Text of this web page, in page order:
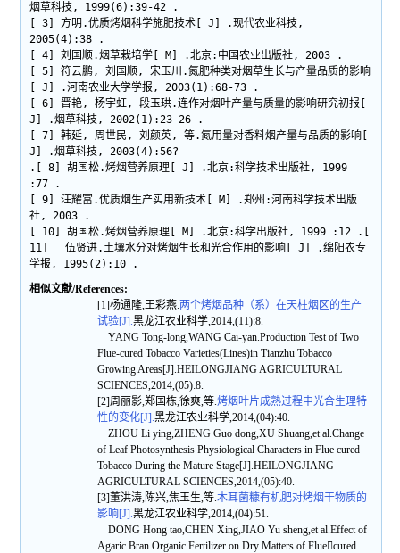
烟草科技, 1999(6):39-42 .
[ 3] 方明.优质烤烟科学施肥技术[ J] .现代农业科技,
2005(4):38 .
[ 4] 刘国顺.烟草栽培学[ M] .北京:中国农业出版社, 2003 .
[ 5] 符云鹏, 刘国顺, 宋玉川.氮肥种类对烟草生长与产量品质的影响
[ J] .河南农业大学学报, 2003(1):68-73 .
[ 6] 晋艳, 杨宇虹, 段玉珙.连作对烟叶产量与质量的影响研究初报[
J] .烟草科技, 2002(1):23-26 .
[ 7] 韩延, 周世民, 刘颜英, 等.氮用量对香料烟产量与品质的影响[
J] .烟草科技, 2003(4):56?
.[ 8] 胡国松.烤烟营养原理[ J] .北京:科学技术出版社, 1999
:77 .
[ 9] 汪耀富.优质烟生产实用新技术[ M] .郑州:河南科学技术出版
社, 2003 .
[ 10] 胡国松.烤烟营养原理[ M] .北京:科学出版社, 1999 :12 .[
11] 伍贤进.土壤水分对烤烟生长和光合作用的影响[ J] .绵阳农专
学报, 1995(2):10 .
相似文献/References:
[1]杨通隆,王彩燕.两个烤烟品种（系）在天柱烟区的生产
试验[J].黑龙江农业科学,2014,(11):8.
YANG Tong-long,WANG Cai-yan.Production Test of Two
Flue-cured Tobacco Varieties(Lines)in Tianzhu Tobacco
Growing Areas[J].HEILONGJIANG AGRICULTURAL
SCIENCES,2014,(05):8.
[2]周丽影,郑国栋,徐爽,等.烤烟叶片成熟过程中光合生理特
性的变化[J].黑龙江农业科学,2014,(04):40.
ZHOU Li ying,ZHENG Guo dong,XU Shuang,et al.Change
of Leaf Photosynthesis Physiological Characters in Flue cured
Tobacco During the Mature Stage[J].HEILONGJIANG
AGRICULTURAL SCIENCES,2014,(05):40.
[3]董洪涛,陈兴,焦玉生,等.木耳菌糠有机肥对烤烟干物质的
影响[J].黑龙江农业科学,2014,(04):51.
DONG Hong tao,CHEN Xing,JIAO Yu sheng,et al.Effect of
Agaric Bran Organic Fertilizer on Dry Matters of Fluecured